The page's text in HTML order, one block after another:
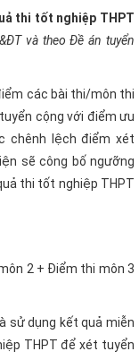
thi tốt nghiệp THPT
và theo Đề án tuyển
các bài thi/môn thi
cộng với điểm ưu
chênh lệch điểm xét
sẽ công bố ngưỡng
thi tốt nghiệp THPT
2 + Điểm thi môn 3
sử dụng kết quả miễn
THPT để xét tuyển